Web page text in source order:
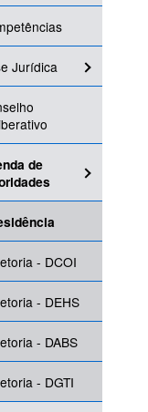
Jurídica
de
- DCOI
- DEHS
- DABS
- DGTI